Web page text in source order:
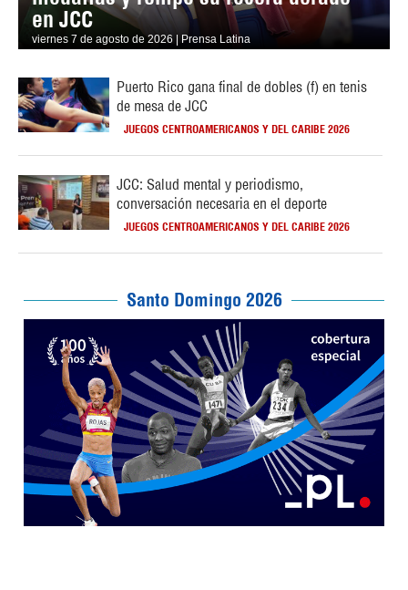
en JCC
viernes 7 de agosto de 2026 | Prensa Latina
Puerto Rico gana final de dobles (f) en tenis
de mesa de JCC
JUEGOS CENTROAMERICANOS Y DEL CARIBE 2026
JCC: Salud mental y periodismo,
conversación necesaria en el deporte
JUEGOS CENTROAMERICANOS Y DEL CARIBE 2026
Santo Domingo 2026